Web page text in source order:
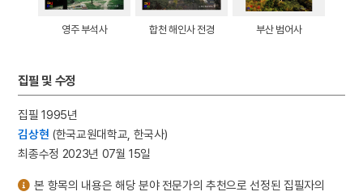
영주 부석사 합천 해인사 전경 부산 범어사
집필 및 수정
집필 1995년
김상현 (한국교원대학교, 한국사)
최종수정 2023년 07월 15일
본 항목의 내용은 해당 분야 전문가의 추천으로 선정된 집필자의